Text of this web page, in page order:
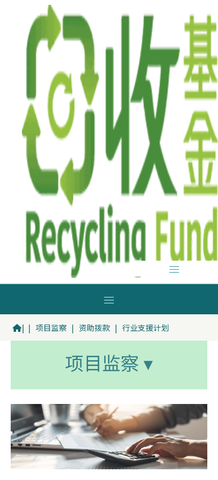
| | 项目监察 | 资助拨款 | 行业支援计划
项目监察 ▾